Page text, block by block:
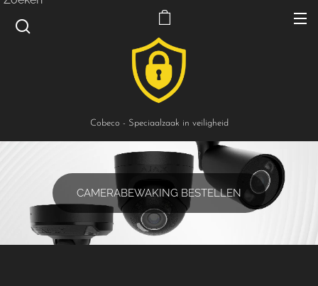
Cobeco - Speciaalzaak in veiligheid
CAMERABEWAKING BESTELLEN